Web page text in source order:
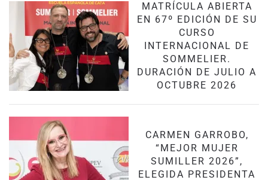
MATRÍCULA ABIERTA
EN 67º EDICIÓN DE SU
CURSO
INTERNACIONAL DE
SOMMELIER.
DURACIÓN DE JULIO A
OCTUBRE 2026
CARMEN GARROBO,
“MEJOR MUJER
SUMILLER 2026”,
ELEGIDA PRESIDENTA